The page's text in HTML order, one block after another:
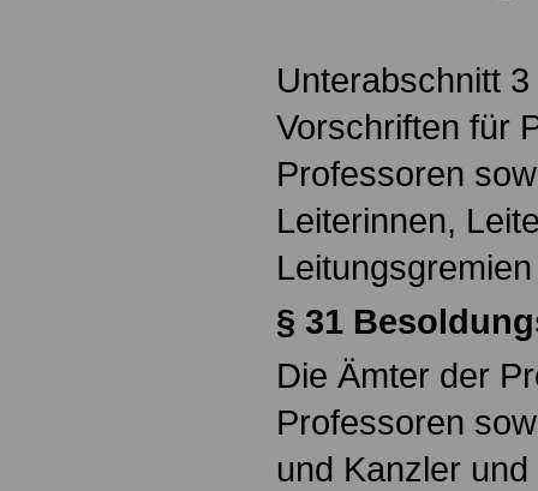
Unterabschnitt 3
Vorschriften für
Professoren
Leiterinnen,
§ 31
Die Ämter der
Professoren
und Kanzler und